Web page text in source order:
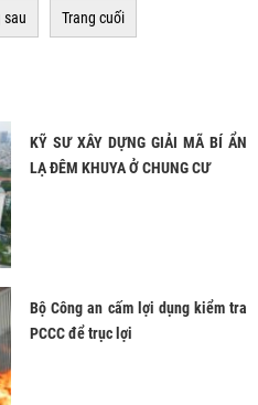
sau Trang cuối
KỸ SƯ XÂY DỰNG GIẢI MÃ BÍ ẨN
LẠ ĐÊM KHUYA Ở CHUNG CƯ
Bộ Công an cấm lợi dụng kiểm tra
PCCC để trục lợi